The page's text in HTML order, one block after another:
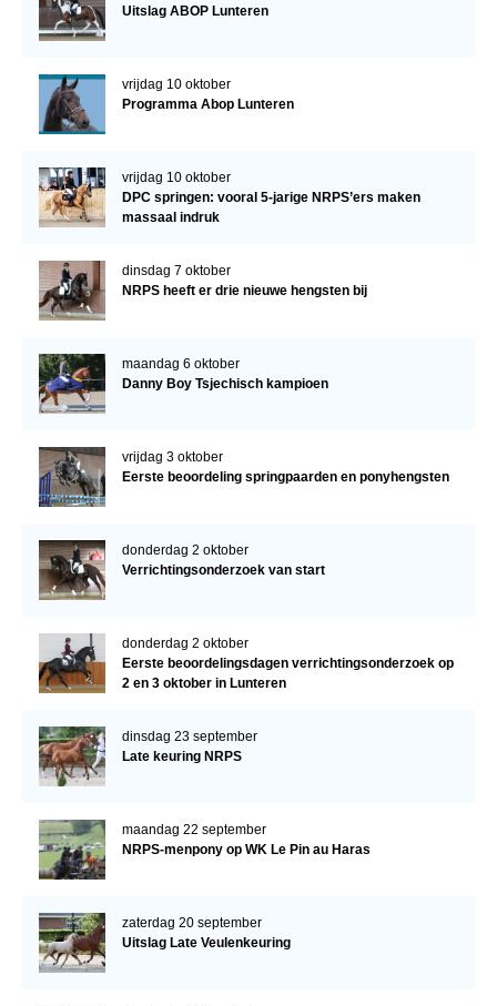
Uitslag ABOP Lunteren
vrijdag 10 oktober
Programma Abop Lunteren
vrijdag 10 oktober
DPC springen: vooral 5-jarige NRPS’ers maken
massaal indruk
dinsdag 7 oktober
NRPS heeft er drie nieuwe hengsten bij
maandag 6 oktober
Danny Boy Tsjechisch kampioen
vrijdag 3 oktober
Eerste beoordeling springpaarden en ponyhengsten
donderdag 2 oktober
Verrichtingsonderzoek van start
donderdag 2 oktober
Eerste beoordelingsdagen verrichtingsonderzoek op
2 en 3 oktober in Lunteren
dinsdag 23 september
Late keuring NRPS
maandag 22 september
NRPS-menpony op WK Le Pin au Haras
zaterdag 20 september
Uitslag Late Veulenkeuring